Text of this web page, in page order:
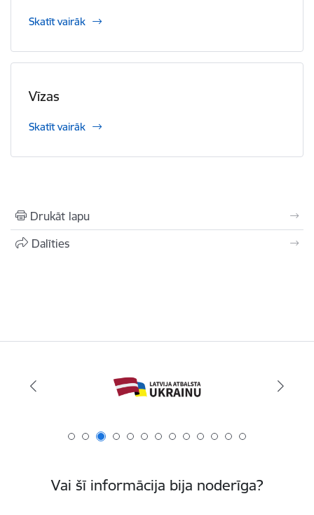
Skatīt vairāk
Vīzas
Skatīt vairāk
Drukāt lapu
Dalīties
Vai šī informācija bija noderīga?